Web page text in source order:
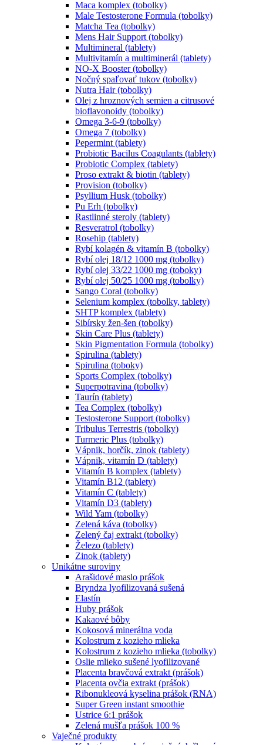
Maca komplex (tobolky)
Male Testosterone Formula (tobolky)
Matcha Tea (tobolky)
Mens Hair Support (tobolky)
Multimineral (tablety)
Multivitamín a multiminerál (tablety)
NO-X Booster (tobolky)
Nočný spaľovať tukov (tobolky)
Nutra Hair (tobolky)
Olej z hroznových semien a citrusové
bioflavonoidy (tobolky)
Omega 3-6-9 (tobolky)
Omega 7 (tobolky)
Pepermint (tablety)
Probiotic Bacilus Coagulants (tablety)
Probiotic Complex (tablety)
Proso extrakt & biotin (tablety)
Provision (tobolky)
Psyllium Husk (tobolky)
Pu Erh (tobolky)
Rastlinné steroly (tablety)
Resveratrol (tobolky)
Rosehip (tablety)
Rybí kolagén & vitamín B (tobolky)
Rybí olej 18/12 1000 mg (tobolky)
Rybí olej 33/22 1000 mg (toboky)
Rybí olej 50/25 1000 mg (tobolky)
Sango Coral (tobolky)
Selenium komplex (tobolky, tablety)
SHTP komplex (tablety)
Sibírsky žen-šen (tobolky)
Skin Care Plus (tablety)
Skin Pigmentation Formula (tobolky)
Spirulina (tablety)
Spirulina (toboky)
Sports Complex (tobolky)
Superpotravina (tobolky)
Taurín (tablety)
Tea Complex (tobolky)
Testosterone Support (tobolky)
Tribulus Terrestris (tobolky)
Turmeric Plus (tobolky)
Vápnik, horčík, zinok (tablety)
Vápnik, vitamín D (tablety)
Vitamín B komplex (tablety)
Vitamín B12 (tablety)
Vitamín C (tablety)
Vitamín D3 (tablety)
Wild Yam (tobolky)
Zelená káva (tobolky)
Zelený čaj extrakt (tobolky)
Železo (tablety)
Zinok (tablety)
Unikátne suroviny
Arašidové maslo prášok
Bryndza lyofilizovaná sušená
Elastín
Huby prášok
Kakaové bôby
Kokosová minerálna voda
Kolostrum z kozieho mlieka
Kolostrum z kozieho mlieka (tobolky)
Oslie mlieko sušené lyofilizované
Placenta bravčová extrakt (prášok)
Placenta ovčia extrakt (prášok)
Ribonukleová kyselina prášok (RNA)
Super Green instant smoothie
Ustrice 6:1 prášok
Zelená mušľa prášok 100 %
Vaječné produkty